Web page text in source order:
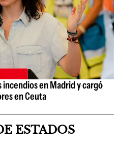
incendios en Madrid y cargó
en Ceuta
ESTADOS